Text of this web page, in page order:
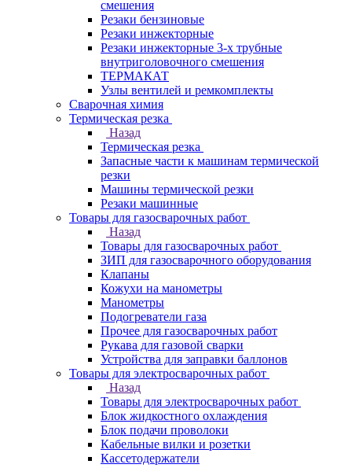
смешения
Резаки бензиновые
Резаки инжекторные
Резаки инжекторные 3-х трубные
внутриголовочного смешения
ТЕРМАКАТ
Узлы вентилей и ремкомплекты
Сварочная химия
Термическая резка
Назад
Термическая резка
Запасные части к машинам термической
резки
Машины термической резки
Резаки машинные
Товары для газосварочных работ
Назад
Товары для газосварочных работ
ЗИП для газосварочного оборудования
Клапаны
Кожухи на манометры
Манометры
Подогреватели газа
Прочее для газосварочных работ
Рукава для газовой сварки
Устройства для заправки баллонов
Товары для электросварочных работ
Назад
Товары для электросварочных работ
Блок жидкостного охлаждения
Блок подачи проволоки
Кабельные вилки и розетки
Кассетодержатели